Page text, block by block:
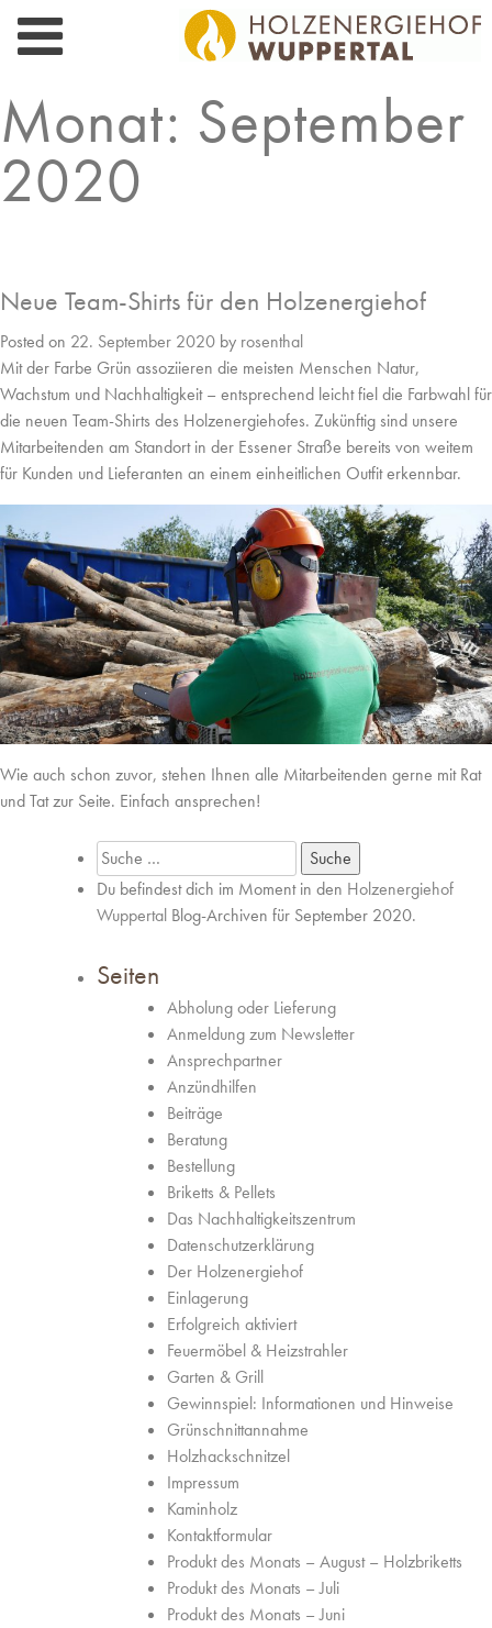
Monat: September
2020
Neue Team-Shirts für den Holzenergiehof
Posted on 22. September 2020 by rosenthal
Mit der Farbe Grün assoziieren die meisten Menschen Natur,
Wachstum und Nachhaltigkeit – entsprechend leicht fiel die Farbwahl für
die neuen Team-Shirts des Holzenergiehofes. Zukünftig sind unsere
Mitarbeitenden am Standort in der Essener Straße bereits von weitem
für Kunden und Lieferanten an einem einheitlichen Outfit erkennbar.
Wie auch schon zuvor, stehen Ihnen alle Mitarbeitenden gerne mit Rat
und Tat zur Seite. Einfach ansprechen!
Suche
nach:
Du befindest dich im Moment in den Holzenergiehof
Wuppertal Blog-Archiven für September 2020.
Seiten
Abholung oder Lieferung
Anmeldung zum Newsletter
Ansprechpartner
Anzündhilfen
Beiträge
Beratung
Bestellung
Briketts & Pellets
Das Nachhaltigkeitszentrum
Datenschutzerklärung
Der Holzenergiehof
Einlagerung
Erfolgreich aktiviert
Feuermöbel & Heizstrahler
Garten & Grill
Gewinnspiel: Informationen und Hinweise
Grünschnittannahme
Holzhackschnitzel
Impressum
Kaminholz
Kontaktformular
Produkt des Monats – August – Holzbriketts
Produkt des Monats – Juli
Produkt des Monats – Juni